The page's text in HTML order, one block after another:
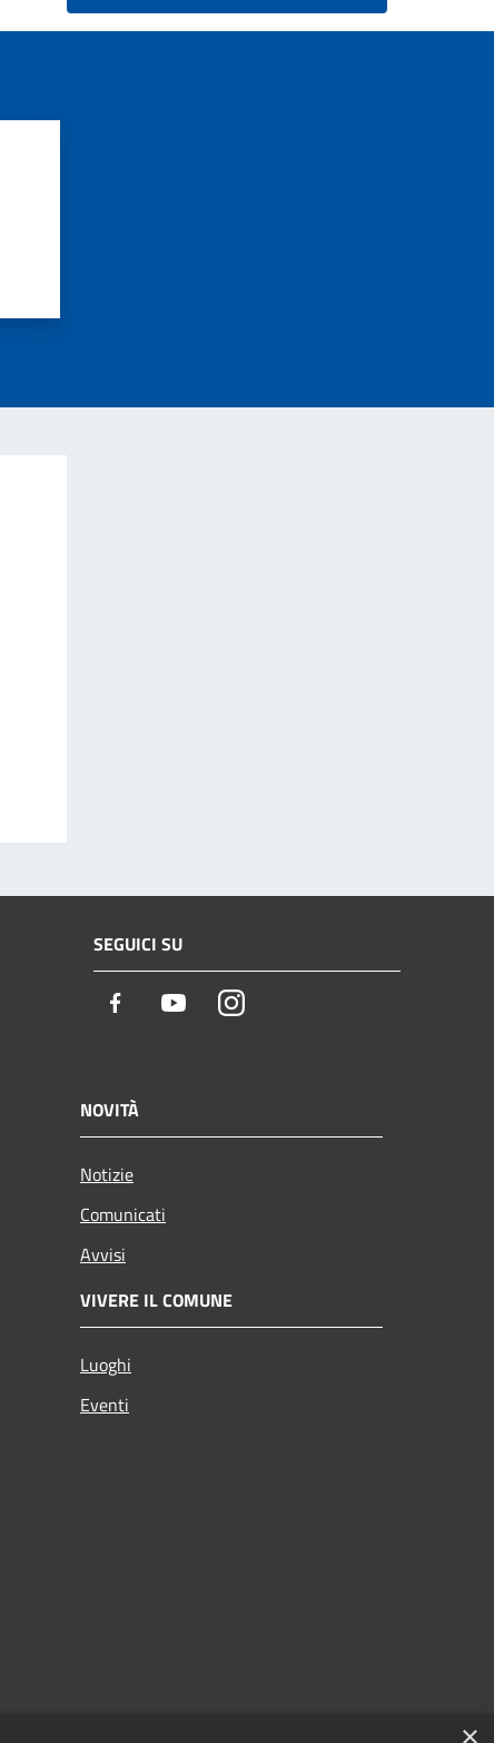
SEGUICI SU
Facebook YoutubeInstagram
NOVITÀ
Notizie
Comunicati
Avvisi
VIVERE IL COMUNE
Luoghi
Eventi